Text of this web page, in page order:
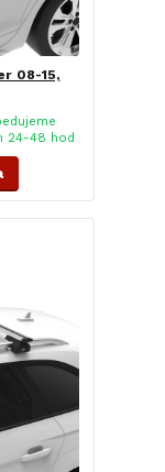
08-15,
24-48 hod